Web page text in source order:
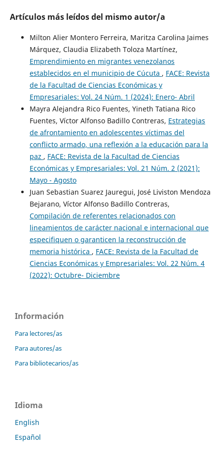
Artículos más leídos del mismo autor/a
Milton Alier Montero Ferreira, Maritza Carolina Jaimes
Márquez, Claudia Elizabeth Toloza Martínez,
Emprendimiento en migrantes venezolanos
establecidos en el municipio de Cúcuta , FACE: Revista
de la Facultad de Ciencias Económicas y
Empresariales: Vol. 24 Núm. 1 (2024): Enero- Abril
Mayra Alejandra Rico Fuentes, Yineth Tatiana Rico
Fuentes, Víctor Alfonso Badillo Contreras, Estrategias
de afrontamiento en adolescentes víctimas del
conflicto armado, una reflexión a la educación para la
paz , FACE: Revista de la Facultad de Ciencias
Económicas y Empresariales: Vol. 21 Núm. 2 (2021):
Mayo - Agosto
Juan Sebastian Suarez Jauregui, José Liviston Mendoza
Bejarano, Víctor Alfonso Badillo Contreras,
Compilación de referentes relacionados con
lineamientos de carácter nacional e internacional que
especifiquen o garanticen la reconstrucción de
memoria histórica , FACE: Revista de la Facultad de
Ciencias Económicas y Empresariales: Vol. 22 Núm. 4
(2022): Octubre- Diciembre
Información
Para lectores/as
Para autores/as
Para bibliotecarios/as
Idioma
English
Español